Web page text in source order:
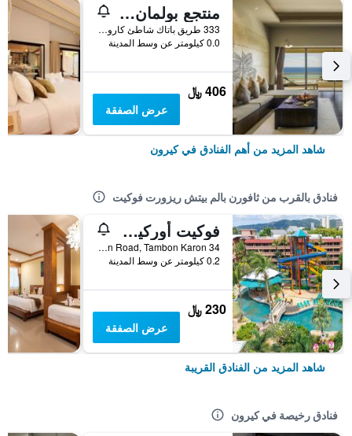
منتجع بولمان فوكيت كارون بيتش
333 طريق باتاك شاطئ كارون موانغ, كيرون, تايلاند
0.0 كيلومتر عن وسط المدينة
406 ﷼
عرض الصفقة
شاهد المزيد من أهم الفنادق في كيرون
فنادق بالقرب من ثافورن بالم بيتش ريزورت فوكيت
فوكيت أوركيد ريزورت آند سبا
34 Luangphochuan Road, Tambon Karon, كيرون, تايلاند
0.2 كيلومتر عن وسط المدينة
230 ﷼
عرض الصفقة
شاهد المزيد من الفنادق القريبة
فنادق رخيصة في كيرون